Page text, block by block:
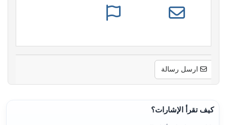
ارسل رسالة
كيف تقرأ الإشارات؟